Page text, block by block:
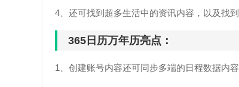
4、还可找到超多生活中的资讯内容，以及找到
365日历万年历亮点：
1、创建账号内容还可同步多端的日程数据内